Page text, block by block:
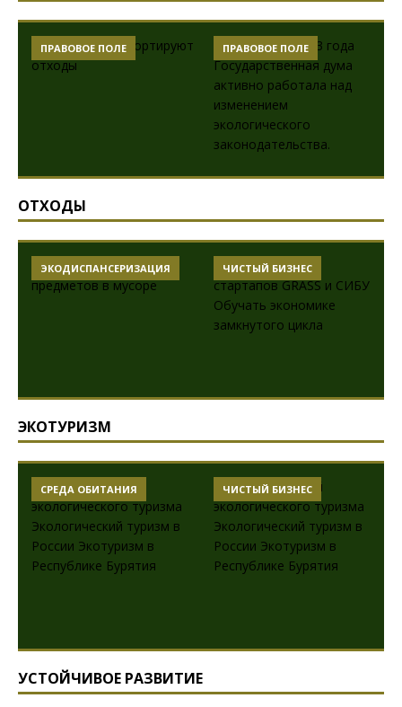
ПРАВОВОЕ ПОЛЕ ПРАВОВОЕ ПОЛЕ
ОТХОДЫ
ЭКОДИСПАНСЕРИЗАЦИЯ ЧИСТЫЙ БИЗНЕС
ЭКОТУРИЗМ
СРЕДА ОБИТАНИЯ ЧИСТЫЙ БИЗНЕС
УСТОЙЧИВОЕ РАЗВИТИЕ